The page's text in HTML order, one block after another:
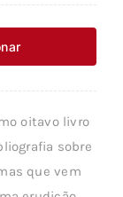
oitavo livro
sobre
que vem